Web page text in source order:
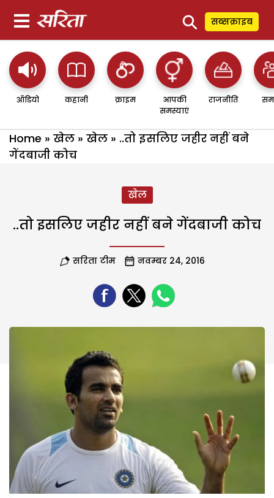
⚲ सब्सक्राइब
ऑडियो कहानी क्राइम
आपकी
समस्याएं
राजनीति
Home » खेल » खेल » ..तो इसलिए जहीर नहीं बने
गेंदबाजी कोच
खेल
..तो इसलिए जहीर नहीं बने गेंदबाजी कोच
सरिता टीम नवम्बर 24, 2016